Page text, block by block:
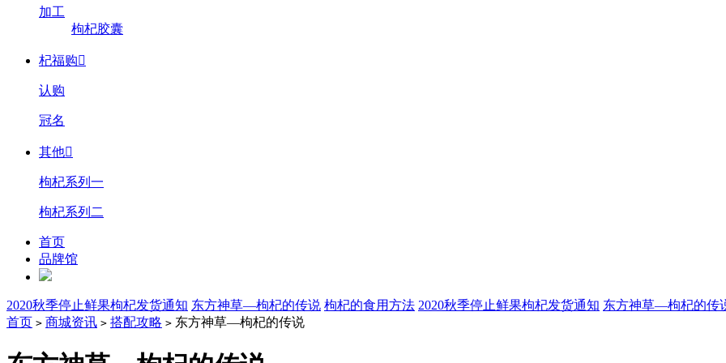
加工
枸杞胶囊
杞福购
认购
冠名
其他
枸杞系列一
枸杞系列二
首页
品牌馆
2020秋季停止鲜果枸杞发货通知 东方神草—枸杞的传说 枸杞的食用方法 2020秋季停止鲜果枸杞发货通知 东方神草—枸杞的传
首页 > 商城资讯 > 搭配攻略 > 东方神草—枸杞的传说